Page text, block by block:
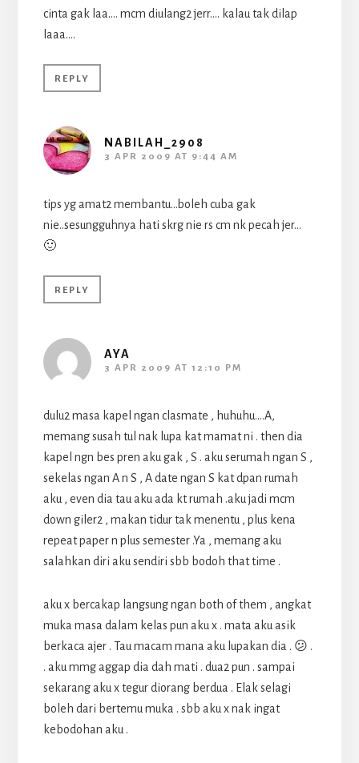
cinta gak laa…. mcm diulang2 jerr…. kalau tak dilap
laaa….
REPLY
NABILAH_2908
3 APR 2009 AT 9:44 AM
tips yg amat2 membantu…boleh cuba gak
nie..sesungguhnya hati skrg nie rs cm nk pecah jer…
🙂
REPLY
AYA
3 APR 2009 AT 12:10 PM
dulu2 masa kapel ngan clasmate , huhuhu….A,
memang susah tul nak lupa kat mamat ni . then dia
kapel ngn bes pren aku gak , S . aku serumah ngan S ,
sekelas ngan A n S , A date ngan S kat dpan rumah
aku , even dia tau aku ada kt rumah .aku jadi mcm
down giler2 , makan tidur tak menentu , plus kena
repeat paper n plus semester .Ya , memang aku
salahkan diri aku sendiri sbb bodoh that time .
aku x bercakap langsung ngan both of them , angkat
muka masa dalam kelas pun aku x . mata aku asik
berkaca ajer . Tau macam mana aku lupakan dia . 😕 .
. aku mmg aggap dia dah mati . dua2 pun . sampai
sekarang aku x tegur diorang berdua . Elak selagi
boleh dari bertemu muka . sbb aku x nak ingat
kebodohan aku .